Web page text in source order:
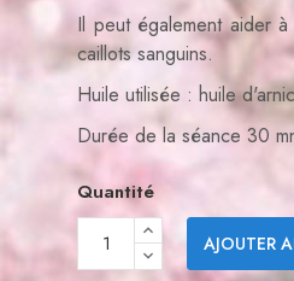
Il peut également aider
caillots sanguins.
Huile utilisée : huile
Durée de la séance 30
Quantité
AJOUTER